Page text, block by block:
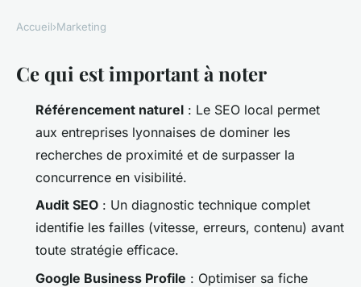
Top 5 agences SEO à Lyon
pour booster votre visibilité
Aminte• 14/04/2026 12:41•8 min de lecture
Accueil›Marketing
Ce qui est important à noter
Référencement naturel : Le SEO local permet
aux entreprises lyonnaises de dominer les
recherches de proximité et de surpasser la
concurrence en visibilité.
Audit SEO : Un diagnostic technique complet
identifie les failles (vitesse, erreurs, contenu) avant
toute stratégie efficace.
Google Business Profile : Optimiser sa fiche